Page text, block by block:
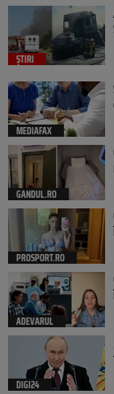
ȘTIRI
MEDIAFAX
GANDUL.RO
PROSPORT.RO
ADEVARUL
DIGI24